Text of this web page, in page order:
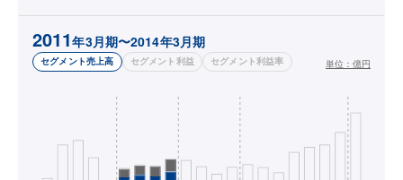
2011年3月期〜2014年3月期
セグメント売上高 セグメント利益 セグメント利益率 単位： 億円